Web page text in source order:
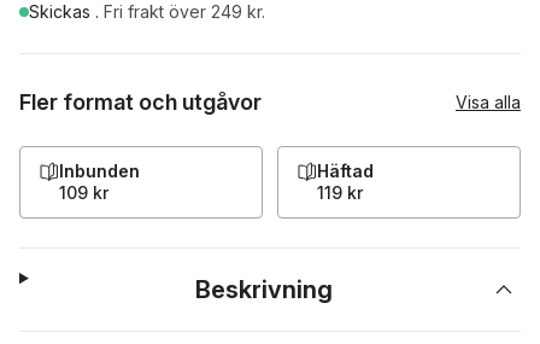
Skickas . Fri frakt över 249 kr.
Fler format och utgåvor Visa alla
Inbunden
109 kr
Häftad
119 kr
Beskrivning